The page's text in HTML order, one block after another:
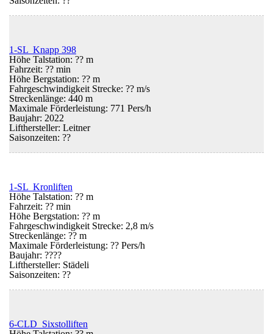
1-SL Knapp 398
Höhe Talstation: ?? m
Fahrzeit: ?? min
Höhe Bergstation: ?? m
Fahrgeschwindigkeit Strecke: ?? m/s
Streckenlänge: 440 m
Maximale Förderleistung: 771 Pers/h
Baujahr: 2022
Lifthersteller: Leitner
Saisonzeiten: ??
1-SL Kronliften
Höhe Talstation: ?? m
Fahrzeit: ?? min
Höhe Bergstation: ?? m
Fahrgeschwindigkeit Strecke: 2,8 m/s
Streckenlänge: ?? m
Maximale Förderleistung: ?? Pers/h
Baujahr: ????
Lifthersteller: Städeli
Saisonzeiten: ??
6-CLD Sixstolliften